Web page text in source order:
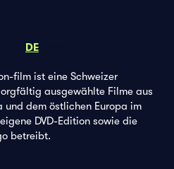
DE
film ist eine Schweizer
ausgewählte Filme aus
und dem östlichen Europa im
DVD-Edition sowie die
betreibt.